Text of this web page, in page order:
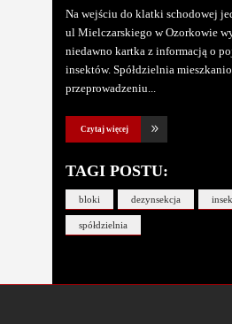
Na wejściu do klatki schodowej
ul Mielczarskiego w Ozorkowie
niedawno kartka z informacją o
insektów. Spółdzielnia
przeprowadzeniu
Czytaj więcej
TAGI POSTU:
bloki dezynsekcja
spółdzielnia